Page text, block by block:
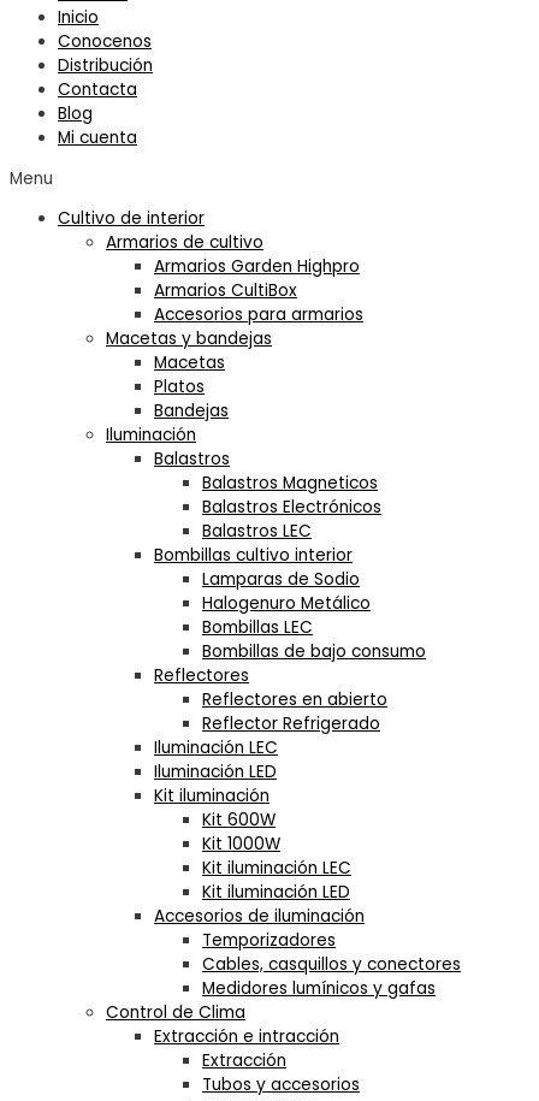
Inicio
Conocenos
Distribución
Contacta
Blog
Mi cuenta
Menu
Cultivo de interior
Armarios de cultivo
Armarios Garden Highpro
Armarios CultiBox
Accesorios para armarios
Macetas y bandejas
Macetas
Platos
Bandejas
Iluminación
Balastros
Balastros Magneticos
Balastros Electrónicos
Balastros LEC
Bombillas cultivo interior
Lamparas de Sodio
Halogenuro Metálico
Bombillas LEC
Bombillas de bajo consumo
Reflectores
Reflectores en abierto
Reflector Refrigerado
Iluminación LEC
Iluminación LED
Kit iluminación
Kit 600W
Kit 1000W
Kit iluminación LEC
Kit iluminación LED
Accesorios de iluminación
Temporizadores
Cables, casquillos y conectores
Medidores lumínicos y gafas
Control de Clima
Extracción e intracción
Extracción
Tubos y accesorios